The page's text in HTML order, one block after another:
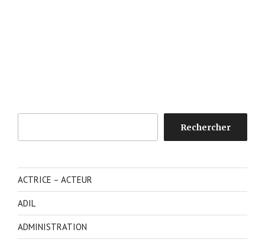
Rechercher
ACTRICE – ACTEUR
ADIL
ADMINISTRATION